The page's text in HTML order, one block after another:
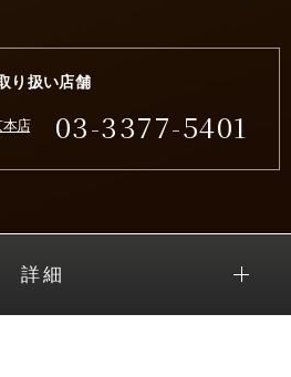
り扱い店舗
本店 03-3377-5401
詳細